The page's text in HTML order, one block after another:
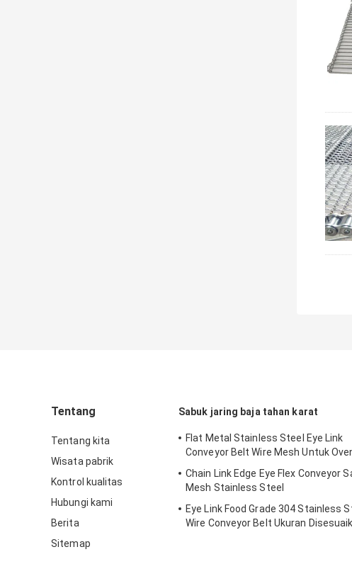
Tentang
Tentang kita
Wisata pabrik
Kontrol kualitas
Hubungi kami
Berita
Sitemap
Sabuk jaring baja tahan karat
Flat Metal Stainless Steel Eye Link
Conveyor Belt Wire Mesh Untuk
Chain Link Edge Eye Flex Conveyor
Mesh Stainless Steel
Eye Link Food Grade 304 Stainless
Wire Conveyor Belt Ukuran